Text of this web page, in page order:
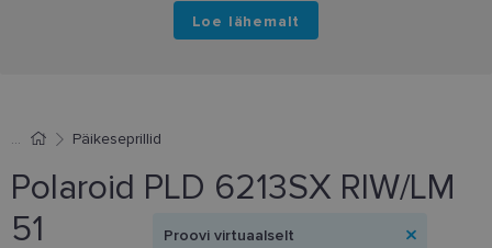
Loe lähemalt
Päikeseprillid
Polaroid PLD 6213SX RIW/LM
51
Proovi virtuaalselt